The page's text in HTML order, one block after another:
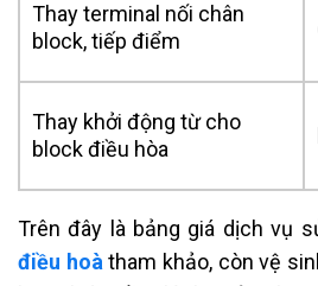
Thay terminal nối chân
block, tiếp điểm
Thay khởi động từ cho
block điều hòa
Trên đây là bảng giá dịch vụ
điều hoàtham khảo, còn vệ